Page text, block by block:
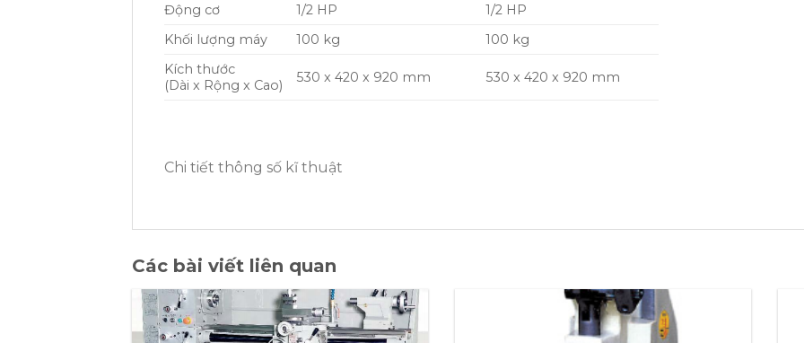
Động cơ
1/2 HP
1/2 HP
Khối lượng máy
100 kg
100 kg
Kích thước
(Dài x Rộng x Cao)
530 x 420 x 920 mm 530 x 420 x 920 mm
Chi tiết thông số kĩ thuật
Các bài viết liên quan